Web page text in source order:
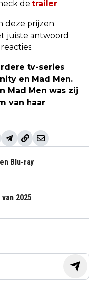
de trailer
deze prijzen
juiste antwoord
tv-series
en Mad Men.
Mad Men was zij
van haar
Blu-ray
2025